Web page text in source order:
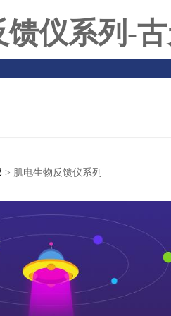
馈仪系列-
> 肌电生物反馈仪系列